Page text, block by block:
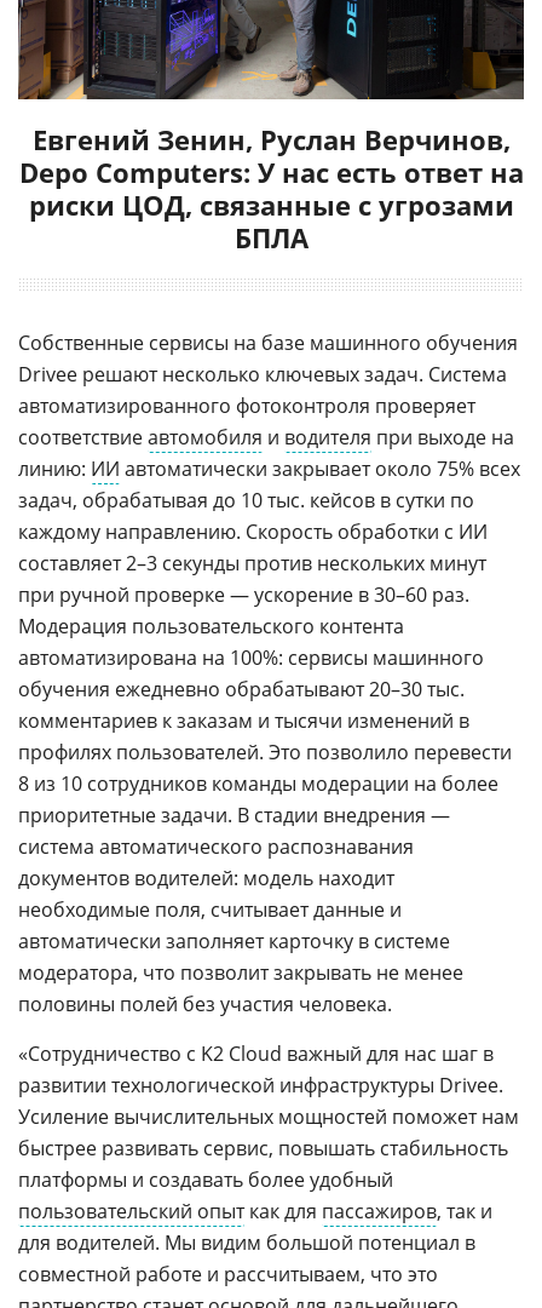
Евгений Зенин, Руслан Верчинов,
Depo Computers: У нас есть ответ на
риски ЦОД, связанные с угрозами
БПЛА
Собственные сервисы на базе машинного обучения
Drivee решают несколько ключевых задач. Система
автоматизированного фотоконтроля проверяет
соответствиеавтомобиля и водителя при выходе на
линию: ИИ автоматически закрывает около 75% всех
задач, обрабатывая до 10 тыс. кейсов в сутки по
каждому направлению. Скорость обработки с ИИ
составляет 2–3 секунды против нескольких минут
при ручной проверке — ускорение в 30–60 раз.
Модерация пользовательского контента
автоматизирована на 100%: сервисы машинного
обучения ежедневно обрабатывают 20–30 тыс.
комментариев к заказам и тысячи изменений в
профилях пользователей. Это позволило перевести
8 из 10 сотрудников команды модерации на более
приоритетные задачи. В стадии внедрения —
система автоматического распознавания
документов водителей: модель находит
необходимые поля, считывает данные и
автоматически заполняет карточку в системе
модератора, что позволит закрывать не менее
половины полей без участия человека.
«Сотрудничество с K2 Cloud важный для нас шаг в
развитии технологической инфраструктуры Drivee.
Усиление вычислительных мощностей поможет нам
быстрее развивать сервис, повышать стабильность
платформы и создавать более удобный
пользовательский опыткак для пассажиров, так и
для водителей. Мы видим большой потенциал в
совместной работе и рассчитываем, что это